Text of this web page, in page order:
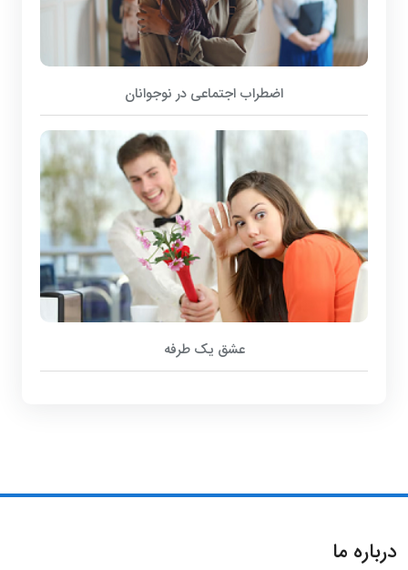
اضطراب اجتماعی در نوجوانان
عشق یک طرفه
درباره ما